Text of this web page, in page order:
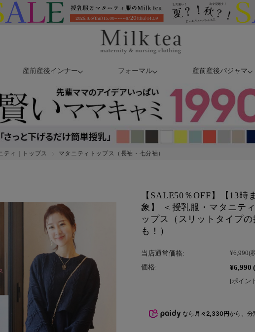
産前産後インナー フォーマル 産前産後パジャマ
ティ｜トップス マタニティトップス（長袖・七分袖）
【SALE50％OFF】【13
象】 ＜授乳服・マタニテ
ップス（スリットタイプ
も！）
当店通常価格: ¥6,990(
価格: ¥6,990
[ポイン
なら 月々2,330円から。分